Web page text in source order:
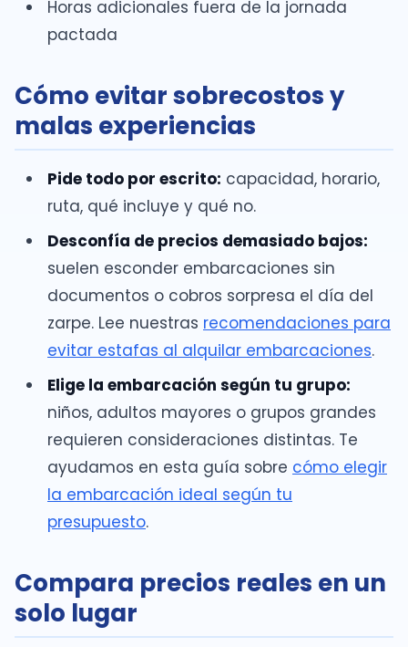
Horas adicionales fuera de la jornada
pactada
Cómo evitar sobrecostos y
malas experiencias
Pide todo por escrito: capacidad, horario,
ruta, qué incluye y qué no.
Desconfía de precios demasiado bajos:
suelen esconder embarcaciones sin
documentos o cobros sorpresa el día del
zarpe. Lee nuestras recomendaciones para
evitar estafas al alquilar embarcaciones.
Elige la embarcación según tu grupo:
niños, adultos mayores o grupos grandes
requieren consideraciones distintas. Te
ayudamos en esta guía sobre cómo elegir
la embarcación ideal según tu
presupuesto.
Compara precios reales en un
solo lugar